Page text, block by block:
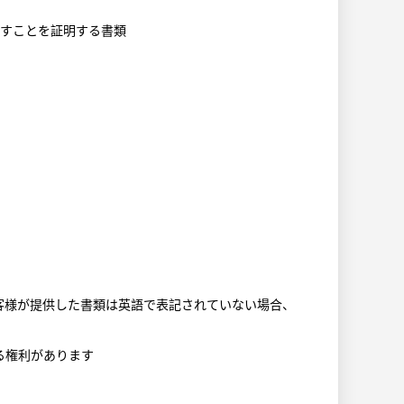
ことを証明する書類
が提供した書類は英語で表記されていない場合、
権利があります